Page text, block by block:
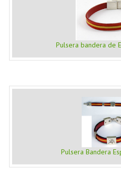
Pulsera bandera de
Pulsera Bandera